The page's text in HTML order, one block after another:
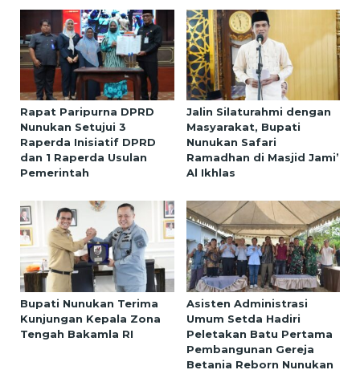
Rapat Paripurna DPRD
Nunukan Setujui 3
Raperda Inisiatif DPRD
dan 1 Raperda Usulan
Pemerintah
Jalin Silaturahmi dengan
Masyarakat, Bupati
Nunukan Safari
Ramadhan di Masjid Jami’
Al Ikhlas
Bupati Nunukan Terima
Kunjungan Kepala Zona
Tengah Bakamla RI
Asisten Administrasi
Umum Setda Hadiri
Peletakan Batu Pertama
Pembangunan Gereja
Betania Reborn Nunukan